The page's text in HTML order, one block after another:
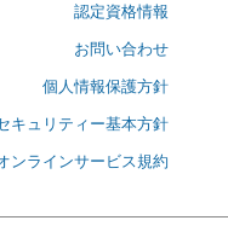
認定資格情報
お問い合わせ
個人情報保護方針
キュリティー基本方針
ンラインサービス規約